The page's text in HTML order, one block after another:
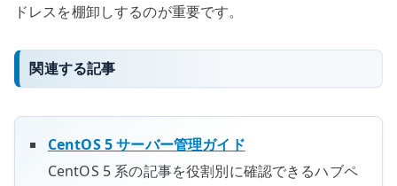
ドレスを棚卸しするのが重要です。
関連する記事
CentOS 5 サーバー管理ガイド
CentOS 5 系の記事を役割別に確認できるハブペ